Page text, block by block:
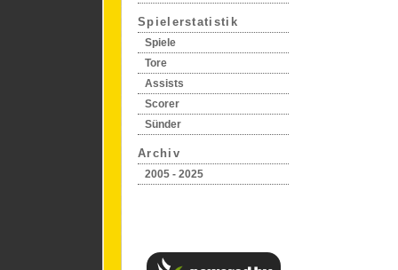
Spielerstatistik
Spiele
Tore
Assists
Scorer
Sünder
Archiv
2005 - 2025